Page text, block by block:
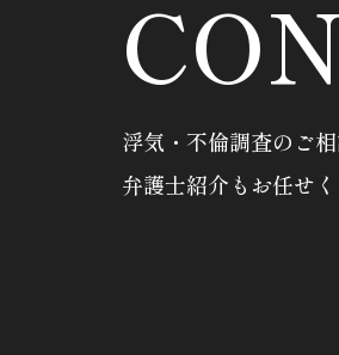
浮気・不倫調査のご
弁護士紹介もお任せ